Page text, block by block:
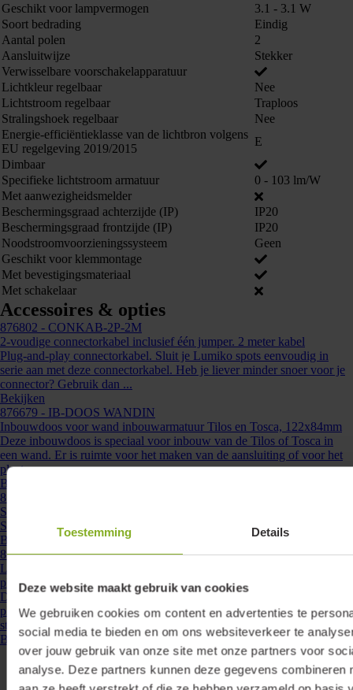
Toestemming Details
Deze website maakt gebruik van cookies
We gebruiken cookies om content en advertenties te
social media te bieden en om ons websiteverkeer te
over jouw gebruik van onze site met onze partners voor
analyse. Deze partners kunnen deze gegevens combineren
Geschikt voor lampvermogen
3.1 - 3.1 W
Soort bedrading
Eindig
Aantal polen
2
Aansluitwijze
Stekker
Verwisselbare voorschakelapparatuur
Lichtkleur regelbaar
Nee
Lichtstroom regelbaar
Traploos
Stralingshoek regelbaar
Nee
Energie-efficiëntieklasse van de lichtbron volgens
EU regelgeving 2019/2015
E
Dimbaar
Specifieke lichtstroom armatuur
0 - 103 lm/W
Met aanwezigheidsmelder
Beschermingsgraad achterzijde (IP)
IP20
Beschermingsgraad frontzijde (IP)
IP20
Noodstroomvoorzieningssysteem
Geen
Geschikt voor klemmontage
Met bevestigingsmateriaal
Met schakelaar
Accessoires & opties
876802 - CONKAB-2P-2M
2-voudige connectorkabel inclusief één jumper. 2 meter kabel
Plug-and-play connectorkabel. Sluit je Lumiko spots eenvoudig in
serie aan met deze connectorkabel. Heb je liever minder snoer voor je
connector? Gebruik dan ...
Bekijken
876679 - IB-DOOS WANDIN
Inbouwdoos voor wand inbouwarmatuur Tilos en Tosca, 122x84mm
Deze inbouwdoos is speciaal voor inbouw van de Tilos of Tosca in
een wand. Er is ruimte voor het maken van de aansluiting of voor het
plaatsen van ...
Bekijken
876678
Stucplaat voor wand inbouwarmatuur 135x135mm
Stucplaat voor Wand up-/downlight inbouwarmaturen. ...
Bekijken
860033- DRV-18W-350-PD-MS
Lumiko led driver constante stroom 350mA, 9-18W, 26-52V, dimbaar
plug and play| 860033
Deze Lumiko LED driver is speciaal ontwikkeld voor het eenvoudig,
plug and play, aansluiten van Lumiko LEDmodules. Door de dubbele
steekcontacten is parallelle ...
Bekijken
Kunnen we je ergens mee helpen?
Neem dan contact op +31 88 002 33
00 of info@lumiko.nl